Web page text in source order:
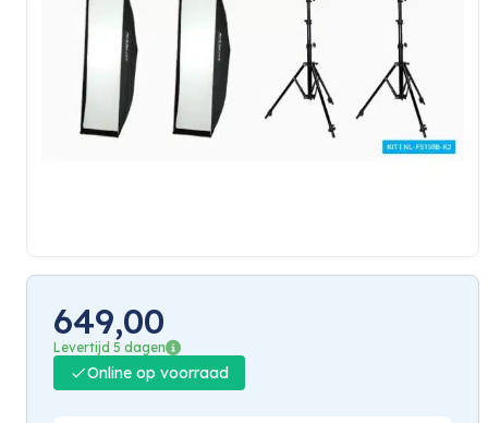
649,00
Levertijd 5 dagen
Online op voorraad